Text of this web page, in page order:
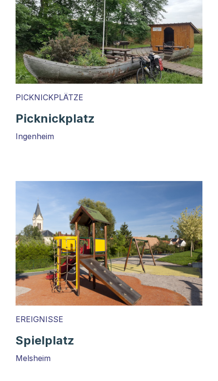
PICKNICKPLÄTZE
Picknickplatz
Ingenheim
EREIGNISSE
Spielplatz
Melsheim